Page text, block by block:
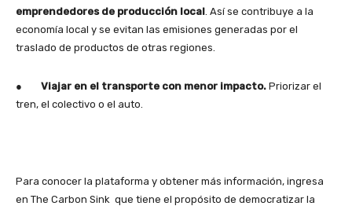
emprendedores de producción local . Así se contribuye a la
economía local y se evitan las emisiones generadas por el
traslado de productos de otras regiones.
● Viajar en el transporte con menor impacto. Priorizar el
tren, el colectivo o el auto.
Para conocer la plataforma y obtener más información, ingresa
en The Carbon Sink que tiene el propósito de democratizar la